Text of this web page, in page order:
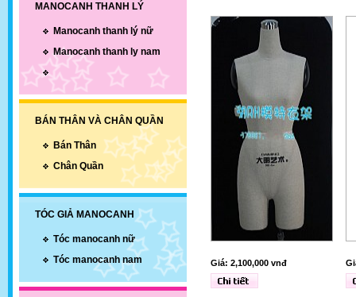
MANOCANH THANH LÝ
Manocanh thanh lý nữ
Manocanh thanh ly nam
BÁN THÂN VÀ CHÂN QUẦN
Bán Thân
Chân Quần
TÓC GIẢ MANOCANH
Tóc manocanh nữ
Tóc manocanh nam
Giá: 2,100,000 vnđ